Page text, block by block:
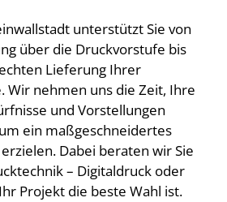
unterstützt Sie von
über die Druckvorstufe bis
Lieferung Ihrer
Wir nehmen uns die Zeit, Ihre
und Vorstellungen
ein maßgeschneidertes
Dabei beraten wir Sie
– Digitaldruck oder
Projekt die beste Wahl ist.